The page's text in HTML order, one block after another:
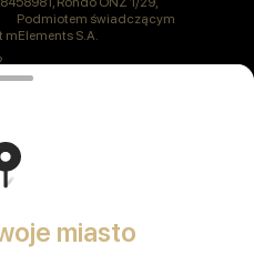
świadczącym
S.A.
miasto